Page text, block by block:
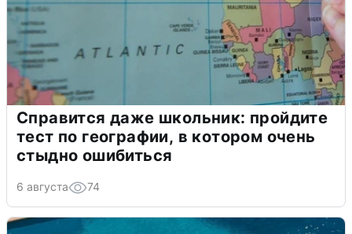
Справится даже школьник: пройдите
тест по географии, в котором очень
стыдно ошибиться
6 августа 74